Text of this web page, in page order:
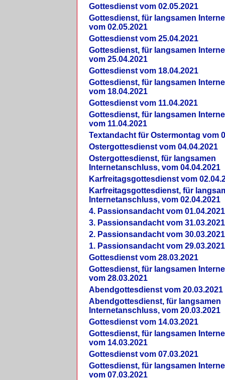
Gottesdienst vom 02.05.2021
Gottesdienst, für langsamen
vom 02.05.2021
Gottesdienst vom 25.04.2021
Gottesdienst, für langsamen
vom 25.04.2021
Gottesdienst vom 18.04.2021
Gottesdienst, für langsamen
vom 18.04.2021
Gottesdienst vom 11.04.2021
Gottesdienst, für langsamen
vom 11.04.2021
Textandacht für Ostermontag vom
Ostergottesdienst vom 04.04.2021
Ostergottesdienst, für langsamen
Internetanschluss, vom 04.04.2021
Karfreitagsgottesdienst vom
Karfreitagsgottesdienst, für
Internetanschluss, vom 02.04.2021
4. Passionsandacht vom 01.04.2021
3. Passionsandacht vom 31.03.2021
2. Passionsandacht vom 30.03.2021
1. Passionsandacht vom 29.03.2021
Gottesdienst vom 28.03.2021
Gottesdienst, für langsamen
vom 28.03.2021
Abendgottesdienst vom 20.03.2021
Abendgottesdienst, für langsamen
Internetanschluss, vom 20.03.2021
Gottesdienst vom 14.03.2021
Gottesdienst, für langsamen
vom 14.03.2021
Gottesdienst vom 07.03.2021
Gottesdienst, für langsamen
vom 07.03.2021